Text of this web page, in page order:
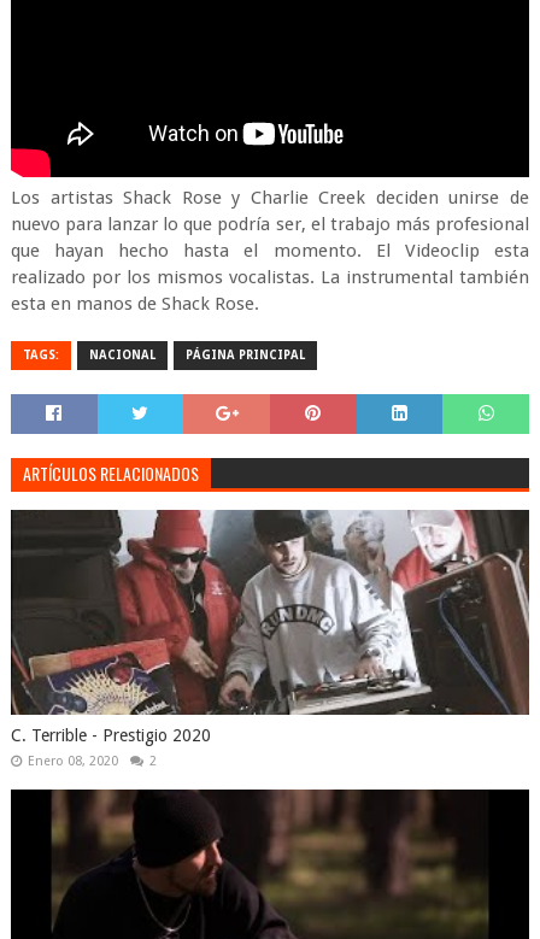
Los artistas Shack Rose y Charlie Creek deciden unirse de
nuevo para lanzar lo que podría ser, el trabajo más profesional
que hayan hecho hasta el momento. El Videoclip esta
realizado por los mismos vocalistas. La instrumental también
esta en manos de Shack Rose.
TAGS: NACIONAL PÁGINA PRINCIPAL
ARTÍCULOS RELACIONADOS
C. Terrible - Prestigio 2020
Enero 08, 2020 2